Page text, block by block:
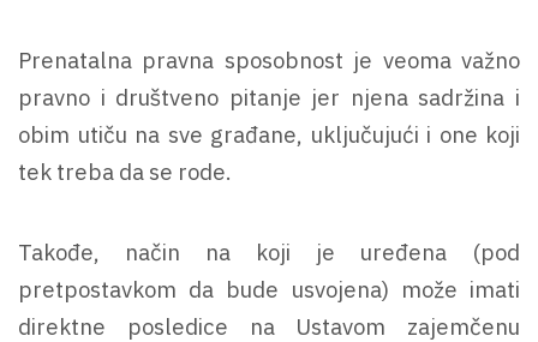
Prenatalna pravna sposobnost je veoma važno
pravno i društveno pitanje jer njena sadržina i
obim utiču na sve građane, uključujući i one koji
tek treba da se rode.
Takođe, način na koji je uređena (pod
pretpostavkom da bude usvojena) može imati
direktne posledice na Ustavom zajemčenu